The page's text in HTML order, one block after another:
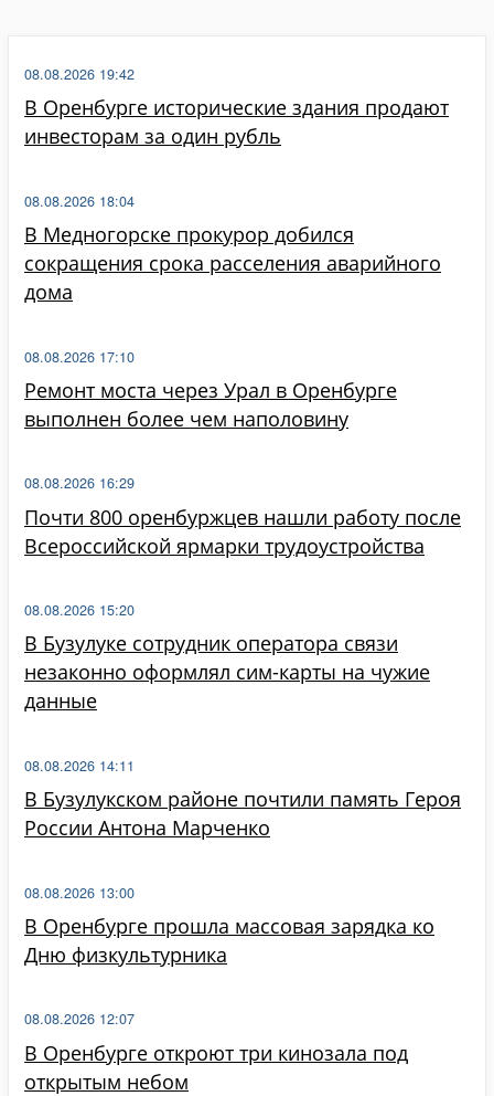
В Оренбурге исторические здания продают
инвесторам за один рубль
08.08.2026 19:42
В Медногорске прокурор добился
сокращения срока расселения аварийного
дома
08.08.2026 18:04
Ремонт моста через Урал в Оренбурге
выполнен более чем наполовину
08.08.2026 17:10
Почти 800 оренбуржцев нашли работу после
Всероссийской ярмарки трудоустройства
08.08.2026 16:29
В Бузулуке сотрудник оператора связи
незаконно оформлял сим-карты на чужие
данные
08.08.2026 15:20
В Бузулукском районе почтили память Героя
России Антона Марченко
08.08.2026 14:11
В Оренбурге прошла массовая зарядка ко
Дню физкультурника
08.08.2026 13:00
В Оренбурге откроют три кинозала под
открытым небом
08.08.2026 12:07